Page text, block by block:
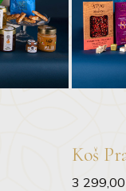
Koš
3 299,00